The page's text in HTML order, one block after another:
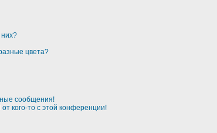
них?
цвета?
сообщения!
кого-то с этой конференции!